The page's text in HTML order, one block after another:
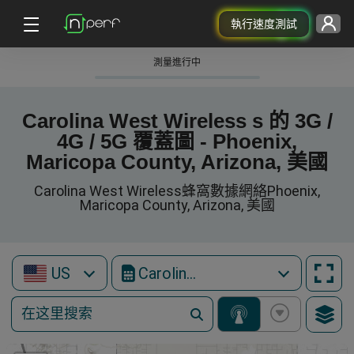
執行速度測試
測量進行中
Carolina West Wireless s 的 3G /
4G / 5G 覆蓋圖 - Phoenix,
Maricopa County, Arizona, 美國
Carolina West Wireless蜂窩數據網絡Phoenix,
Maricopa County, Arizona, 美國
US Carolina West Wireless